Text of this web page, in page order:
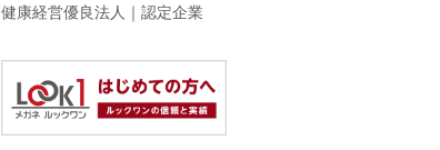
健康経営優良法人｜認定企業